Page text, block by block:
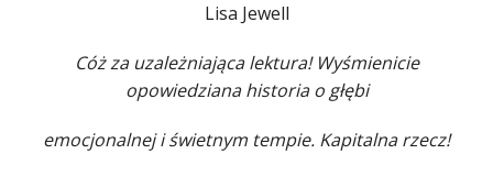
Lisa Jewell
Cóż za uzależniająca lektura! Wyśmienicie
opowiedziana historia o głębi
emocjonalnej i świetnym tempie. Kapitalna rzecz!